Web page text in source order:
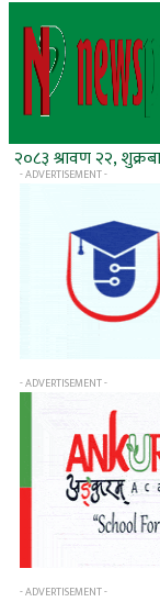
२०८३ श्रावण २२,
- ADVERTISEMENT -
- ADVERTISEMENT -
- ADVERTISEMENT -